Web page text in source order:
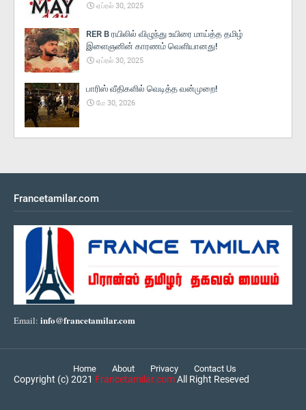
ஏப்ரல் 30, 2025
RER B ரயிலில் விழுந்து உயிரை மாய்த்த தமிழ்
இளைஞனின் காரணம் வெளியானது!
ஏப்ரல் 30, 2025
பாரிஸ் வீதிகளில் வெடித்த வன்முறை!
மே 30, 2026
Francetamilar.com
Email: info@francetamilar.com
Home About Privacy Contact Us
Copyright (c) 2021 Francetamilar.comAll Right Reseved